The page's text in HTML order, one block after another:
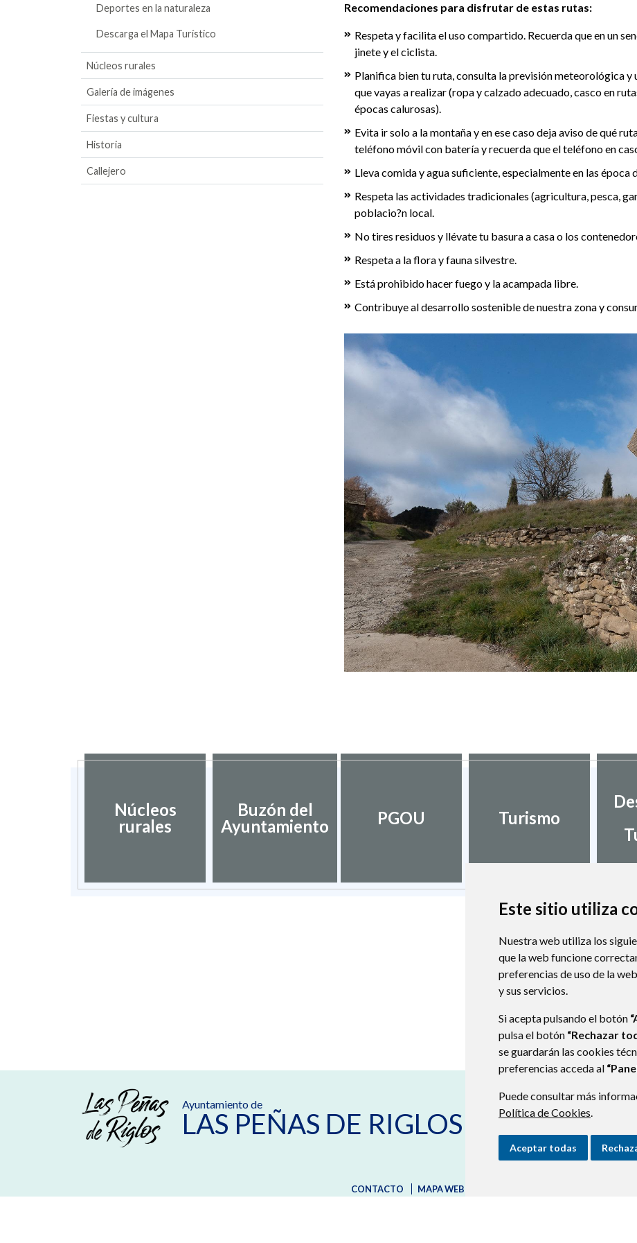
Este sitio utiliza
Nuestra web utiliza los
que la web funcione
preferencias de uso de la
y sus servicios.
Si acepta pulsando el botón
pulsa el botón “Rechazar
se guardarán las cookies
preferencias acceda al
Puede consultar más
Política de Cookies.
Aceptar todas
Deportes en la naturaleza
Descarga el Mapa Turístico
Núcleos rurales
Galería de imágenes
Fiestas y cultura
Historia
Callejero
Recomendaciones para disfrutar de estas rutas:
Respeta y facilita el uso compartido. Recuerda que en un
jinete y el ciclista.
Planifica bien tu ruta, consulta la previsión meteorológica
que vayas a realizar (ropa y calzado adecuado, casco en
épocas calurosas).
Evita ir solo a la montaña y en ese caso deja aviso de qué
teléfono móvil con batería y recuerda que el teléfono en
Lleva comida y agua suficiente, especialmente en las época
Respeta las actividades tradicionales (agricultura, pesca,
poblacio?n local.
No tires residuos y llévate tu basura a casa o los
Respeta a la flora y fauna silvestre.
Está prohibido hacer fuego y la acampada libre.
Contribuye al desarrollo sostenible de nuestra zona y
Núcleos
rurales
Buzón del
Ayuntamiento
PGOU Turismo
Ayuntamiento de
LAS PEÑAS DE RIGLOS C/ Mayor, nº 2222820
secretaria@laspenasderiglos.es
CONTACTO MAPA WEB